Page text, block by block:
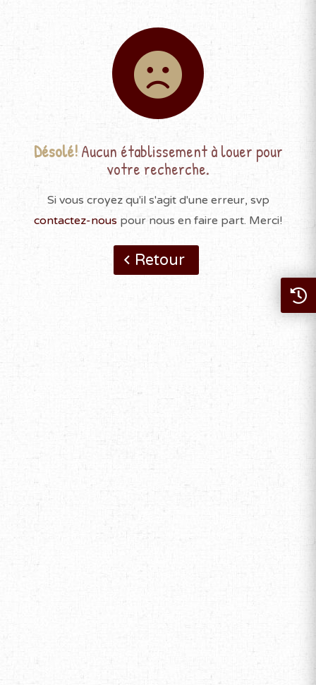
Désolé!Aucun établissement à louer pour
votre recherche.
Si vous croyez qu'il s'agit d'une erreur, svp
contactez-nous pour nous en faire part. Merci!
Retour